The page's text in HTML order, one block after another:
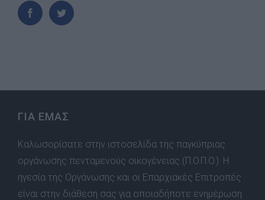
ΓΙΑ ΕΜΑΣ
Καλωσορίσατε στην ιστοσελίδα της παγκύπριας
οργάνωσης πενταμενούς οικογένειας (Π.Ο.Π.Ο.). Η
ηγεσία της Οργάνωσης και οι Επαρχιακές Επιτροπές
είναι στην διάθεση σας για οποιαδήποτε ενημέρωση